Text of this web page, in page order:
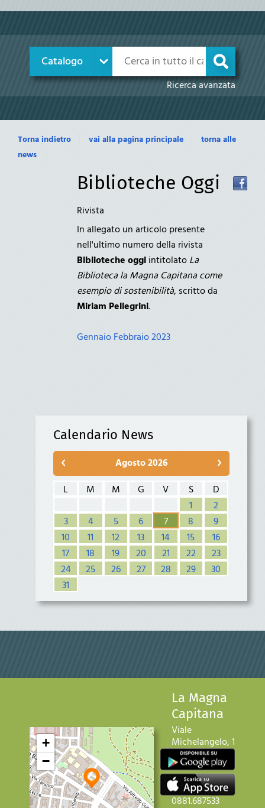
Catalogo cambia
Cerca su "Catalogo"
Ricerca avanzata
Torna indietro vai alla pagina principale
torna alle
news
Biblioteche Oggi
Rivista
In allegato un articolo presente
nell'ultimo numero della rivista
Biblioteche oggiintitolatoLa
Biblioteca la Magna Capitana come
esempio di sostenibilità, scritto da
Miriam Pellegrini.
Gennaio Febbraio 2023
Calendario News
Agosto 2026
L
M M G V S
D
1
2
3
4 5 6 7 8
9
10
11 12 13 14 15
16
17
18 19 20 21 22
23
24
25 26 27 28 29
30
31
+
−
La Magna
Capitana
Viale
Michelangelo, 1
71121 Foggia
Telefono:+39
0881.706413
Fax: +39
0881.687533